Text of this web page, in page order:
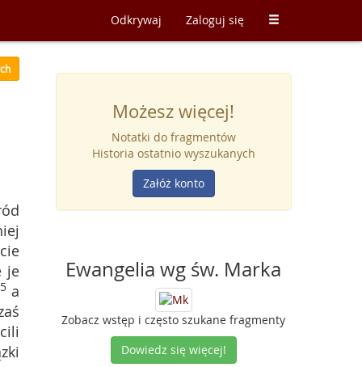
Odkrywaj Zaloguj się
je
a
Możesz więcej!
Notatki do fragmentów
Historia ostatnio wyszukanych
Załóż konto
Ewangelia wg św. Marka
Zobacz wstęp i często szukane fragmenty
Dowiedz się więcej!